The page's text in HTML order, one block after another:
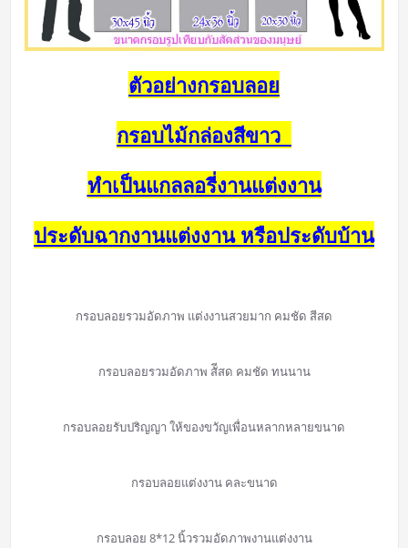
ตัวอย่างกรอบลอย
กรอบไม้กล่องสีขาว
ทำเป็นแกลลอรี่งานแต่งงาน
ประดับฉากงานแต่งงาน หรือประดับบ้าน
กรอบลอยรวมอัดภาพ แต่งงานสวยมาก คมชัด สีสด
กรอบลอยรวมอัดภาพ สัีสด คมชัด ทนนาน
กรอบลอยรับปริญญา ให้ของขวัญเพื่อนหลากหลายขนาด
กรอบลอยแต่งงาน คละขนาด
กรอบลอย 8*12 นิ้วรวมอัดภาพงานแต่งงาน